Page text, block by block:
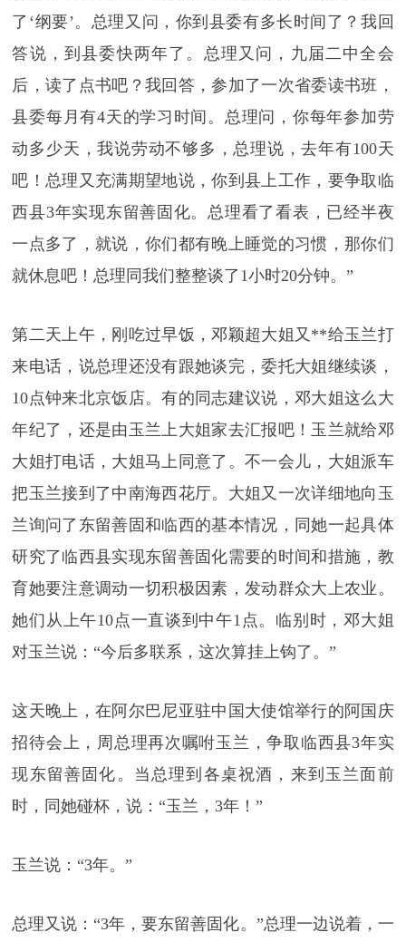
了‘纲要’。总理又问，你到县委有多长时间了？我回
答说，到县委快两年了。总理又问，九届二中全会
后，读了点书吧？我回答，参加了一次省委读书班，
县委每月有4天的学习时间。总理问，你每年参加劳
动多少天，我说劳动不够多，总理说，去年有100天
吧！总理又充满期望地说，你到县上工作，要争取临
西县3年实现东留善固化。总理看了看表，已经半夜
一点多了，就说，你们都有晚上睡觉的习惯，那你们
就休息吧！总理同我们整整谈了1小时20分钟。”
第二天上午，刚吃过早饭，邓颖超大姐又**给玉兰打
来电话，说总理还没有跟她谈完，委托大姐继续谈，
10点钟来北京饭店。有的同志建议说，邓大姐这么大
年纪了，还是由玉兰上大姐家去汇报吧！玉兰就给邓
大姐打电话，大姐马上同意了。不一会儿，大姐派车
把玉兰接到了中南海西花厅。大姐又一次详细地向玉
兰询问了东留善固和临西的基本情况，同她一起具体
研究了临西县实现东留善固化需要的时间和措施，教
育她要注意调动一切积极因素，发动群众大上农业。
她们从上午10点一直谈到中午1点。临别时，邓大姐
对玉兰说：“今后多联系，这次算挂上钩了。”
这天晚上，在阿尔巴尼亚驻中国大使馆举行的阿国庆
招待会上，周总理再次嘱咐玉兰，争取临西县3年实
现东留善固化。当总理到各桌祝酒，来到玉兰面前
时，同她碰杯，说：“玉兰，3年！”
玉兰说：“3年。”
总理又说：“3年，要东留善固化。”总理一边说着，一